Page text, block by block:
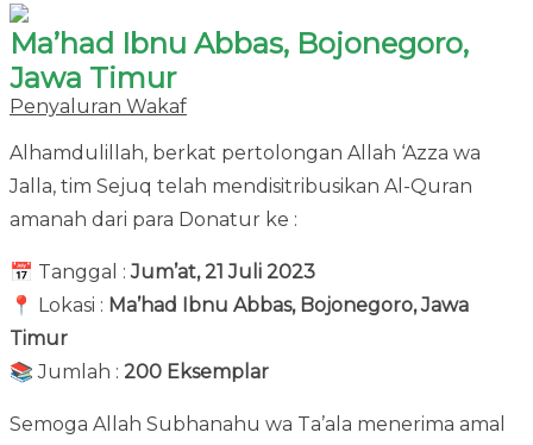
Ma’had Ibnu Abbas, Bojonegoro,
Jawa Timur
Penyaluran Wakaf
Alhamdulillah, berkat pertolongan Allah ‘Azza wa
Jalla, tim Sejuq telah mendisitribusikan Al-Quran
amanah dari para Donatur ke :
📅 Tanggal : Jum’at, 21 Juli 2023
📍 Lokasi : Ma’had Ibnu Abbas, Bojonegoro, Jawa
Timur
📚 Jumlah : 200 Eksemplar
Semoga Allah Subhanahu wa Ta’ala menerima amal